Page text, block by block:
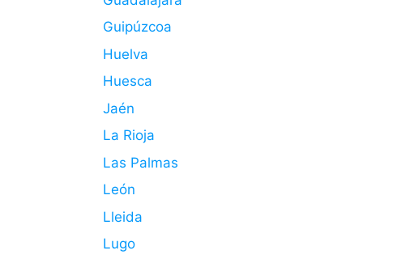
Guipúzcoa
Huelva
Huesca
Jaén
La Rioja
Las Palmas
León
Lleida
Lugo